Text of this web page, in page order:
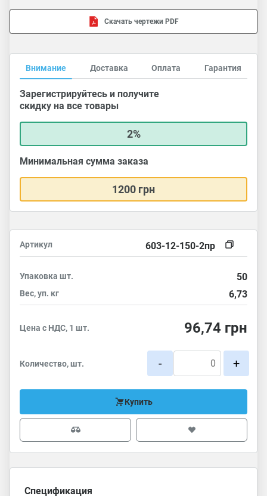
Скачать чертежи PDF
Внимание Доставка Оплата Гарантия
Зарегистрируйтесь и получите
скидку на все товары
2%
Минимальная сумма заказа
1200 грн
Артикул 603-12-150-2пр
Упаковка шт. 50
Вес, уп. кг 6,73
Цена с НДС, 1 шт. 96,74 грн
Количество, шт. - +
Купить
Спецификация